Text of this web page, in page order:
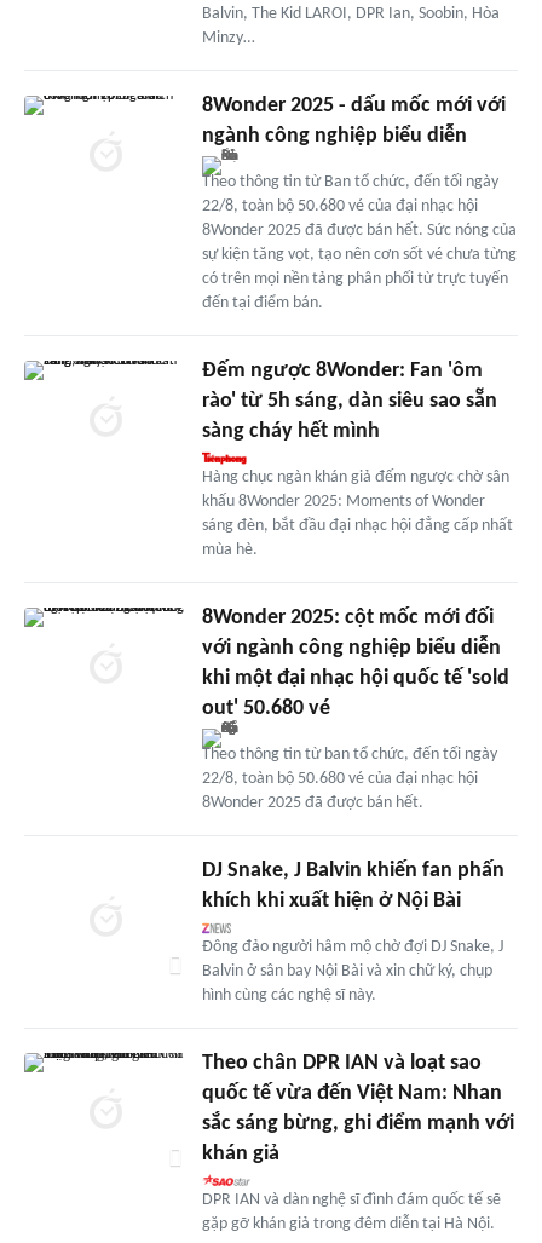
Balvin, The Kid LAROI, DPR Ian, Soobin, Hòa
Minzy…
8Wonder 2025 - dấu mốc mới với
ngành công nghiệp biểu diễn
Theo thông tin từ Ban tổ chức, đến tối ngày
22/8, toàn bộ 50.680 vé của đại nhạc hội
8Wonder 2025 đã được bán hết. Sức nóng của
sự kiện tăng vọt, tạo nên cơn sốt vé chưa từng
có trên mọi nền tảng phân phối từ trực tuyến
đến tại điểm bán.
Đếm ngược 8Wonder: Fan 'ôm
rào' từ 5h sáng, dàn siêu sao sẵn
sàng cháy hết mình
Hàng chục ngàn khán giả đếm ngược chờ sân
khấu 8Wonder 2025: Moments of Wonder
sáng đèn, bắt đầu đại nhạc hội đẳng cấp nhất
mùa hè.
8Wonder 2025: cột mốc mới đối
với ngành công nghiệp biểu diễn
khi một đại nhạc hội quốc tế 'sold
out' 50.680 vé
Theo thông tin từ ban tổ chức, đến tối ngày
22/8, toàn bộ 50.680 vé của đại nhạc hội
8Wonder 2025 đã được bán hết.
DJ Snake, J Balvin khiến fan phấn
khích khi xuất hiện ở Nội Bài
Đông đảo người hâm mộ chờ đợi DJ Snake, J
Balvin ở sân bay Nội Bài và xin chữ ký, chụp
hình cùng các nghệ sĩ này.
Theo chân DPR IAN và loạt sao
quốc tế vừa đến Việt Nam: Nhan
sắc sáng bừng, ghi điểm mạnh với
khán giả
DPR IAN và dàn nghệ sĩ đình đám quốc tế sẽ
gặp gỡ khán giả trong đêm diễn tại Hà Nội.